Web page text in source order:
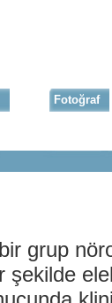
Fotoğraf
grup
şekilde